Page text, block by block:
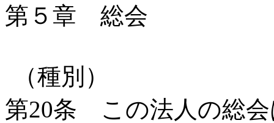
第５章 総会
（種別）
第20条 この法人の総会